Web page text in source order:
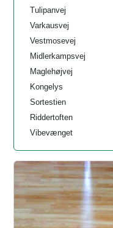
Tulipanvej
Varkausvej
Vestmosevej
Midlerkampsvej
Maglehøjvej
Kongelys
Sortestien
Riddertoften
Vibevænget